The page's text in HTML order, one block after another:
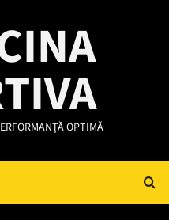
OPTIMĂ